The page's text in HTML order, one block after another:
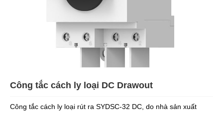
Công tắc cách ly loại DC Drawout
Công tắc cách ly loại rút ra SYDSC-32 DC, do nhà sản xuất